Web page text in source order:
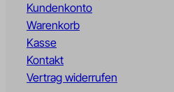
Kundenkonto
Warenkorb
Kasse
Kontakt
Vertrag widerrufen